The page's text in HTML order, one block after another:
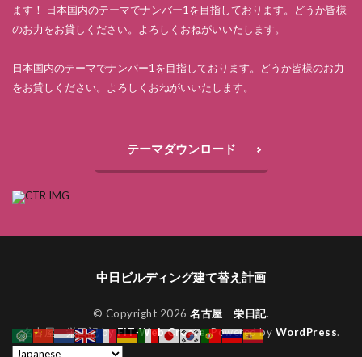
ます！ 日本国内のテーマでナンバー1を目指しております。どうか皆様
のお力をお貸しください。よろしくおねがいいたします。
日本国内のテーマでナンバー1を目指しております。どうか皆様のお力
をお貸しください。よろしくおねがいいたします。
テーマダウンロード
中日ビルディング建て替え計画
© Copyright 2026名古屋 栄日記.
名古屋 栄日記 byFIT-Web Create. Powered by WordPress.